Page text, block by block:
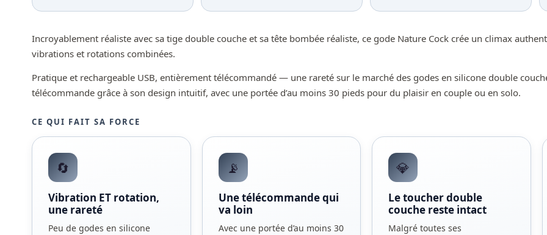
Incroyablement réaliste avec sa tige double couche et sa tête bombée réaliste, ce gode Nature Cock crée un climax
vibrations et rotations combinées.
Pratique et rechargeable USB, entièrement télécommandé — une rareté sur le marché des godes en silicone double
télécommande grâce à son design intuitif, avec une portée d’au moins 30 pieds pour du plaisir en couple ou en solo.
CE QUI FAIT SA FORCE
🔄
Vibration ET rotation,
une rareté
Peu de godes en silicone
📡
Une télécommande qui
va loin
Avec une portée d’au moins 30
💎
Le toucher double
couche reste intact
Malgré toutes ses